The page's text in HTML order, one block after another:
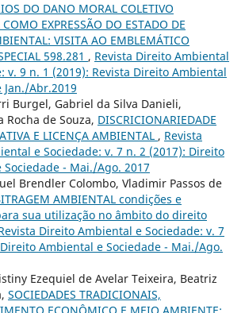
DO DANO MORAL COLETIVO
EXPRESSÃO DO ESTADO DE
VISITA AO EMBLEMÁTICO
598.281 , Revista Direito Ambiental
v. 9 n. 1 (2019): Revista Direito Ambiental
Jan./Abr.2019
Burgel, Gabriel da Silva Danieli,
Rocha de Souza, DISCRICIONARIEDADE
E LICENÇA AMBIENTAL , Revista
e Sociedade: v. 7 n. 2 (2017): Direito
- Mai./Ago. 2017
Brendler Colombo, Vladimir Passos de
AMBIENTAL condições e
sua utilização no âmbito do direito
Direito Ambiental e Sociedade: v. 7
Ambiental e Sociedade - Mai./Ago.
Ezequiel de Avelar Teixeira, Beatriz
SOCIEDADES TRADICIONAIS,
ECONÔMICO E MEIO AMBIENTE: